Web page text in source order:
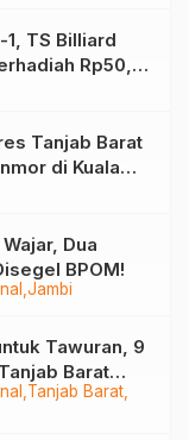
TS Billiard
Rp50,8
Tanjab Barat
di Kuala
Jambi
Dua
BPOM!
Tanjab Barat
Tawuran, 9
Barat